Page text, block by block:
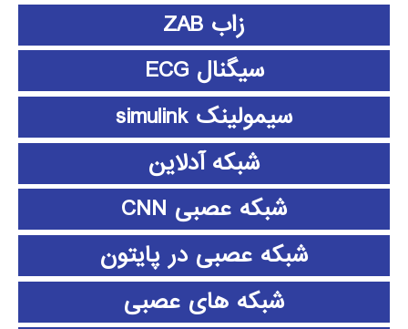
زاب ZAB
سیگنال ECG
سیمولینک simulink
شبکه آدلاین
شبکه عصبی CNN
شبکه عصبی در پایتون
شبکه های عصبی